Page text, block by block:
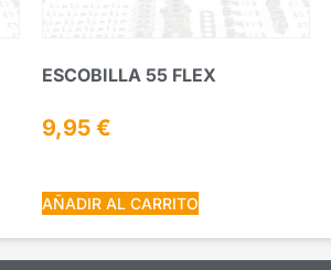
ESCOBILLA 55 FLEX
9,95 €
AÑADIR AL CARRITO